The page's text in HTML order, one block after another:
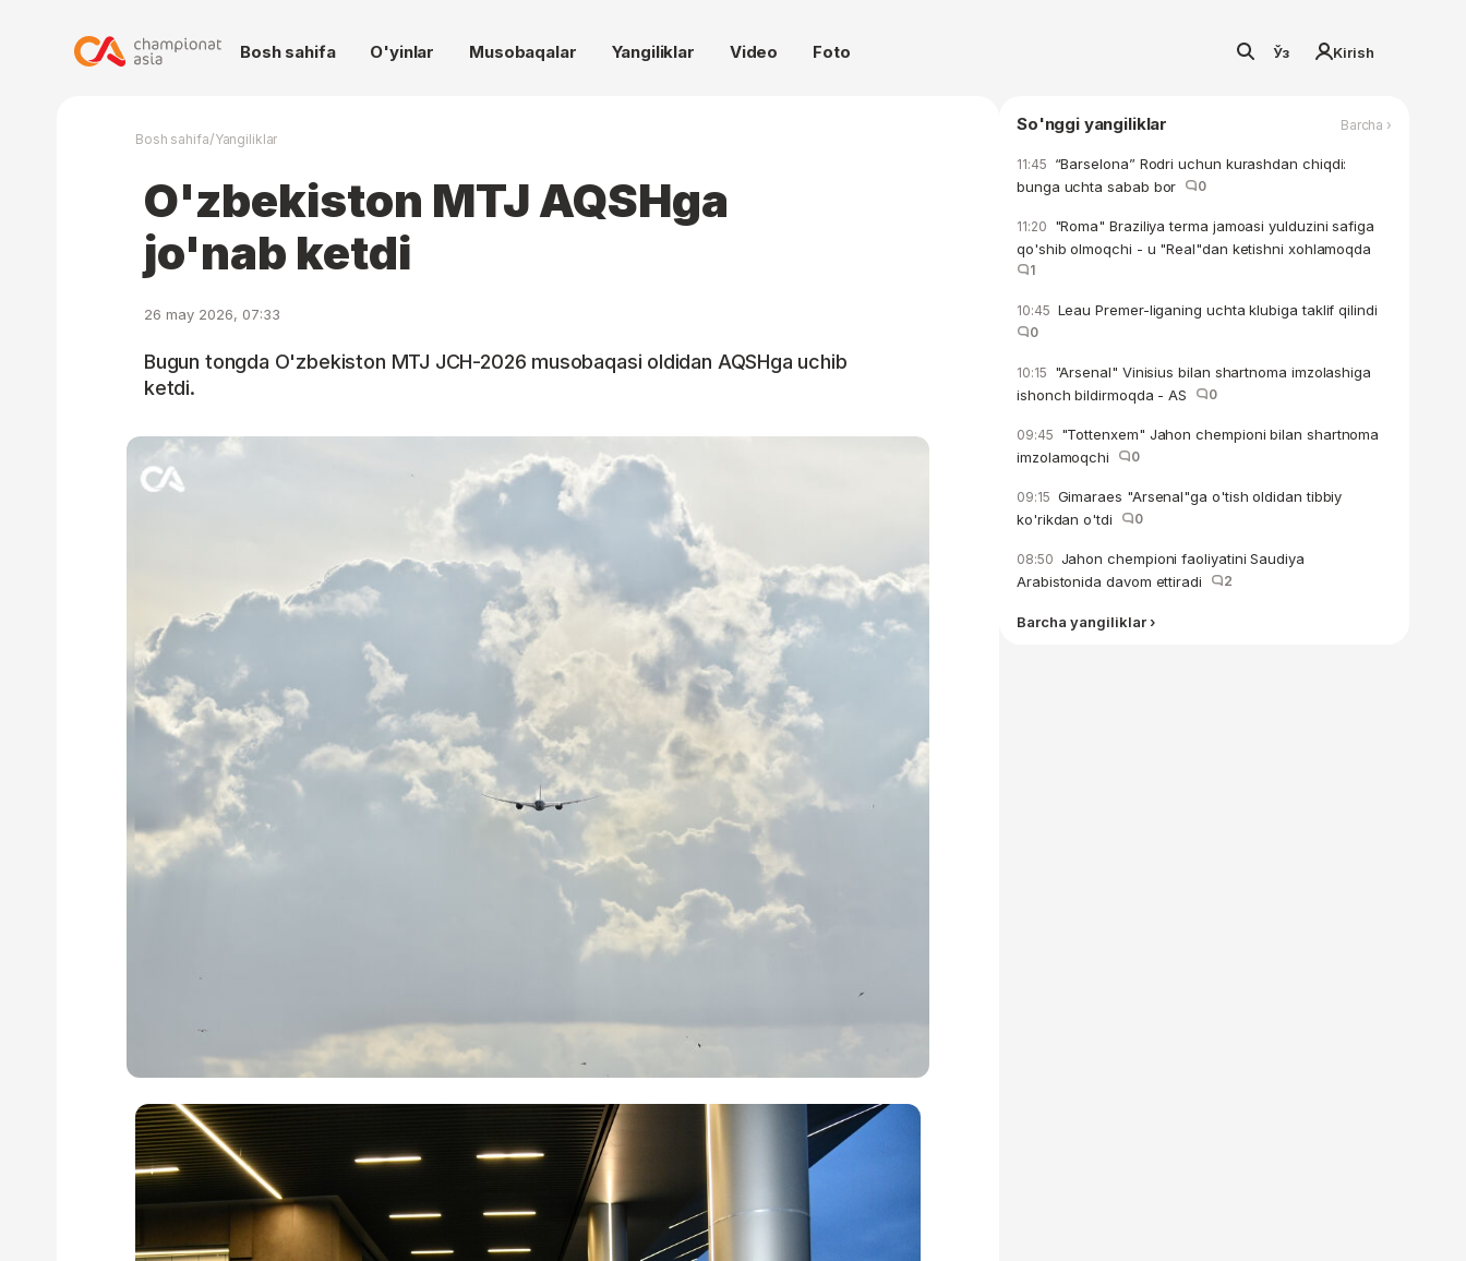
Bosh sahifa O'yinlar Musobaqalar Yangiliklar Video Foto Ўз Kirish
Bosh sahifa/Yangiliklar
O'zbekiston MTJ AQSHga
jo'nab ketdi
26 may 2026, 07:33
Bugun tongda O'zbekiston MTJ JCH-2026 musobaqasi oldidan AQSHga uchib
ketdi.
So'nggi yangiliklar Barcha ›
11:45 “Barselona” Rodri uchun kurashdan chiqdi:
bunga uchta sabab bor
0
11:20 "Roma" Braziliya terma jamoasi yulduzini safiga
qo'shib olmoqchi - u "Real"dan ketishni xohlamoqda
1
10:45 Leau Premer-liganing uchta klubiga taklif qilindi
0
10:15 "Arsenal" Vinisius bilan shartnoma imzolashiga
ishonch bildirmoqda - AS
0
09:45 "Tottenxem" Jahon chempioni bilan shartnoma
imzolamoqchi
0
09:15 Gimaraes "Arsenal"ga o'tish oldidan tibbiy
ko'rikdan o'tdi
0
08:50 Jahon chempioni faoliyatini Saudiya
Arabistonida davom ettiradi
2
Barcha yangiliklar ›